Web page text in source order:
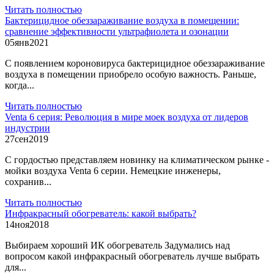
Читать полностью
Бактерицидное обеззараживание воздуха в помещении:
сравнение эффективности ультрафиолета и озонации
05янв2021
С появлением короновируса бактерицидное обеззараживание
воздуха в помещении приобрело особую важность. Раньше,
когда...
Читать полностью
Venta 6 серия: Революция в мире моек воздуха от лидеров
индустрии
27сен2019
С гордостью представляем новинку на климатическом рынке -
мойки воздуха Venta 6 серии. Немецкие инженеры,
сохранив...
Читать полностью
Инфракрасный обогреватель: какой выбрать?
14ноя2018
Выбираем хороший ИК обогреватель Задумались над
вопросом какой инфракрасный обогреватель лучше выбрать
для...